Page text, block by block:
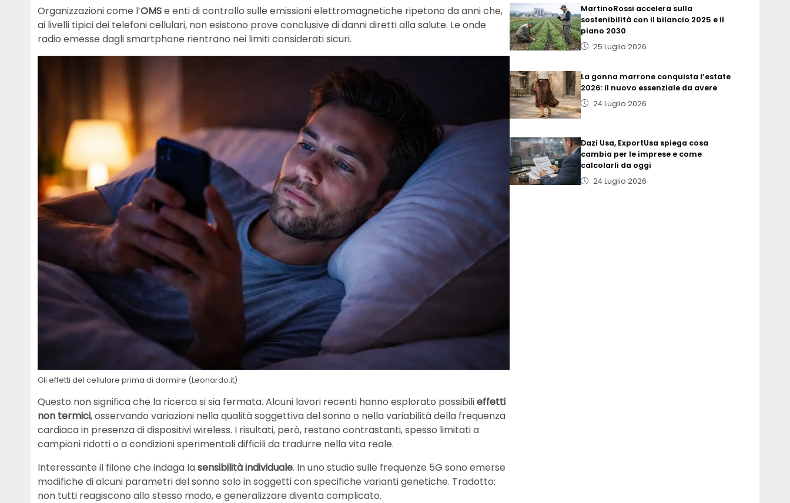
Organizzazioni come l’OMSe enti di controllo sulle emissioni elettromagnetiche ripetono da anni che,
ai livelli tipici dei telefoni cellulari, non esistono prove conclusive di danni diretti alla salute. Le onde
radio emesse dagli smartphone rientrano nei limiti considerati sicuri.
Gli effetti del cellulare prima di dormire (Leonardo.it)
Questo non significa che la ricerca si sia fermata. Alcuni lavori recenti hanno esplorato possibilieffetti
non termici, osservando variazioni nella qualità soggettiva del sonno o nella variabilità della frequenza
cardiaca in presenza di dispositivi wireless. I risultati, però, restano contrastanti, spesso limitati a
campioni ridotti o a condizioni sperimentali difficili da tradurre nella vita reale.
Interessante il filone che indaga lasensibilità individuale. In uno studio sulle frequenze 5G sono emerse
modifiche di alcuni parametri del sonno solo in soggetti con specifiche varianti genetiche. Tradotto:
non tutti reagiscono allo stesso modo, e generalizzare diventa complicato.
MartinoRossi accelera sulla
sostenibilità con il bilancio 2025 e il
piano 2030
25 Luglio 2026
La gonna marrone conquista l’estate
2026: il nuovo essenziale da avere
24 Luglio 2026
Dazi Usa, ExportUsa spiega cosa
cambia per le imprese e come
calcolarli da oggi
24 Luglio 2026